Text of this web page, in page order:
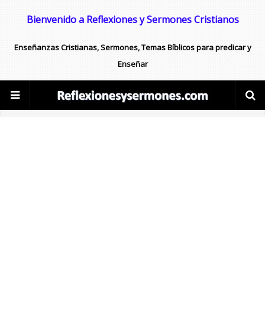
Bienvenido a Reflexiones y Sermones Cristianos
Enseñanzas Cristianas, Sermones, Temas Bíblicos para predicar y
Enseñar